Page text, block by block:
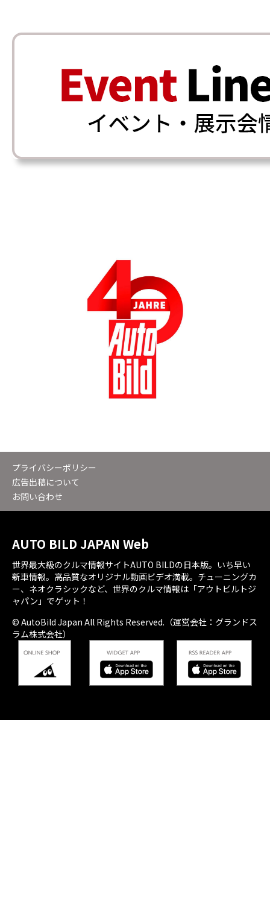
プライバシーポリシー
広告出稿について
お問い合わせ
AUTO BILD JAPAN Web
世界最大級のクルマ情報サイトAUTO BILDの日本版。いち早い
新車情報。高品質なオリジナル動画ビデオ満載。チューニングカ
ー、ネオクラシックなど、世界のクルマ情報は「アウトビルトジ
ャパン」でゲット！
© AutoBild Japan All Rights Reserved.（運営会社：グランドス
ラム株式会社）